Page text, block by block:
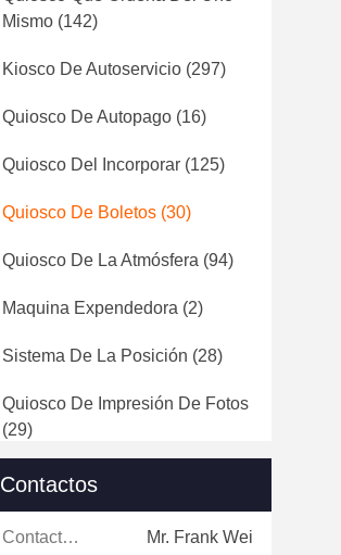
Mismo (142)
Kiosco De Autoservicio (297)
Quiosco De Autopago (16)
Quiosco Del Incorporar (125)
Quiosco De Boletos (30)
Quiosco De La Atmósfera (94)
Maquina Expendedora (2)
Sistema De La Posición (28)
Quiosco De Impresión De Fotos
(29)
Monitor De La Pantalla Táctil
Contactos
Contactos: Mr. Frank Wei